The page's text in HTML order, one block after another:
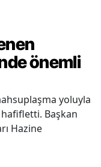
önemli
yoluyla
Başkan
Hazine